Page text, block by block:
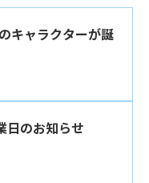
キャラクターが誕
日のお知らせ